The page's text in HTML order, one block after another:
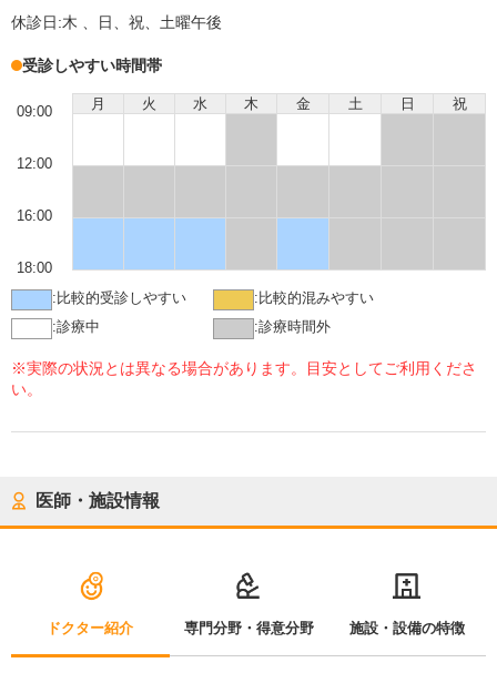
休診日:木 、日、祝、土曜午後
受診しやすい時間帯
月 火 水 木 金 土 日 祝
09:00
12:00
16:00
18:00
: 比較的受診しやすい : 比較的混みやすい
:診療中 :診療時間外
※実際の状況とは異なる場合があります。目安としてご利用くださ
い。
医師・施設情報
ドクター紹介 専門分野・得意分野 施設・設備の特徴